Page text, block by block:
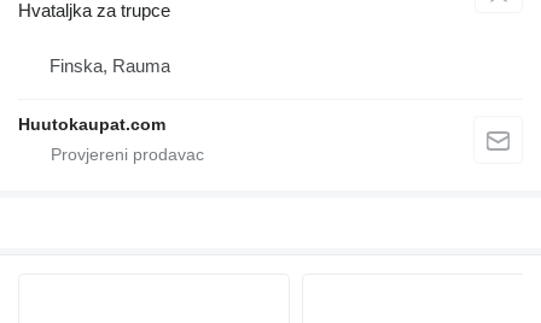
Hvataljka za trupce
Finska, Rauma
Huutokaupat.com